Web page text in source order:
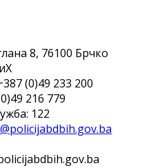
8, 76100 Брчко
(0)49 233 200
216 779
122